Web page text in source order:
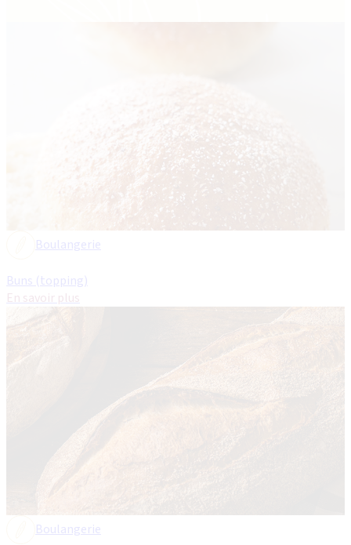
Boulangerie
Buns (topping)
En savoir plus
Boulangerie